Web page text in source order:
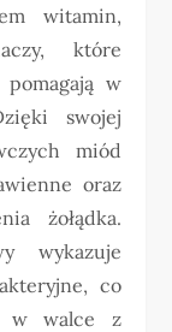
witamin,
które
w
swojej
miód
oraz
żołądka.
wykazuje
co
w walce z